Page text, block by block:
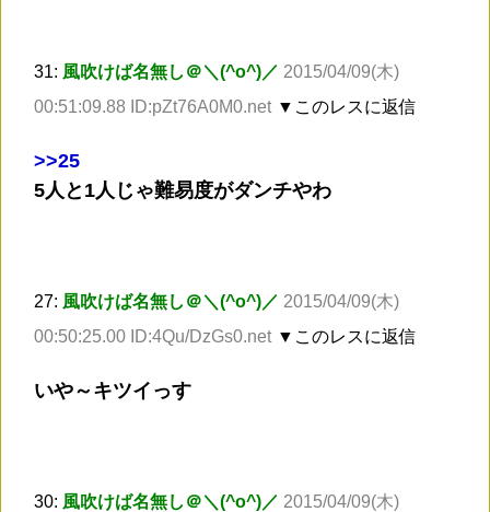
31: 風吹けば名無し＠＼(^o^)／ 2015/04/09(木)
00:51:09.88 ID:pZt76A0M0.net ▼このレスに返信
>>25
5人と1人じゃ難易度がダンチやわ
27: 風吹けば名無し＠＼(^o^)／ 2015/04/09(木)
00:50:25.00 ID:4Qu/DzGs0.net ▼このレスに返信
いや～キツイっす
30: 風吹けば名無し＠＼(^o^)／ 2015/04/09(木)